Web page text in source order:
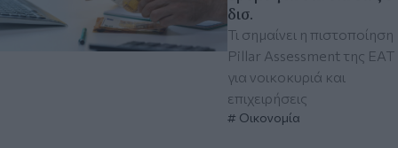
δισ.
Τι σημαίνει η πιστοποίηση
Pillar Assessment της ΕΑΤ
για νοικοκυριά και
επιχειρήσεις
Οικονομία